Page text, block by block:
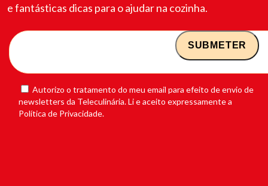
e fantásticas dicas para o ajudar na cozinha.
Autorizo o tratamento do meu email para efeito de envio de
newsletters da Teleculinária. Li e aceito expressamente a
Política de Privacidade.